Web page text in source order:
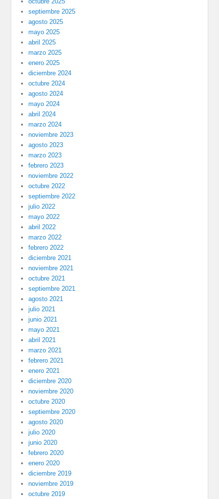
septiembre 2025
agosto 2025
mayo 2025
abril 2025
marzo 2025
enero 2025
diciembre 2024
octubre 2024
agosto 2024
mayo 2024
abril 2024
marzo 2024
noviembre 2023
agosto 2023
marzo 2023
febrero 2023
noviembre 2022
octubre 2022
septiembre 2022
julio 2022
mayo 2022
abril 2022
marzo 2022
febrero 2022
diciembre 2021
noviembre 2021
octubre 2021
septiembre 2021
agosto 2021
julio 2021
junio 2021
mayo 2021
abril 2021
marzo 2021
febrero 2021
enero 2021
diciembre 2020
noviembre 2020
octubre 2020
septiembre 2020
agosto 2020
julio 2020
junio 2020
febrero 2020
enero 2020
diciembre 2019
noviembre 2019
octubre 2019